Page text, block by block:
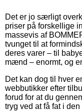
Det er jo særligt
priser på forskellige
massevis af
tvunget til at
deres varer – til
mænd – enormt, og
Det kan dog til hver
webbutikker efter
forud for at du
tryg ved at få fat i